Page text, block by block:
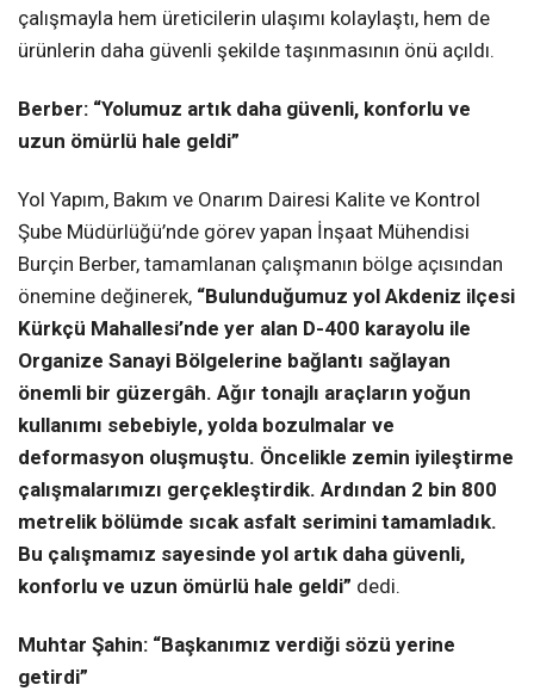
çalışmayla hem üreticilerin ulaşımı kolaylaştı, hem de
ürünlerin daha güvenli şekilde taşınmasının önü açıldı.
Berber: “Yolumuz artık daha güvenli, konforlu ve
uzun ömürlü hale geldi”
Yol Yapım, Bakım ve Onarım Dairesi Kalite ve Kontrol
Şube Müdürlüğü’nde görev yapan İnşaat Mühendisi
Burçin Berber, tamamlanan çalışmanın bölge açısından
önemine değinerek, “Bulunduğumuz yol Akdeniz ilçesi
Kürkçü Mahallesi’nde yer alan D-400 karayolu ile
Organize Sanayi Bölgelerine bağlantı sağlayan
önemli bir güzergâh. Ağır tonajlı araçların yoğun
kullanımı sebebiyle, yolda bozulmalar ve
deformasyon oluşmuştu. Öncelikle zemin iyileştirme
çalışmalarımızı gerçekleştirdik. Ardından 2 bin 800
metrelik bölümde sıcak asfalt serimini tamamladık.
Bu çalışmamız sayesinde yol artık daha güvenli,
konforlu ve uzun ömürlü hale geldi” dedi.
Muhtar Şahin: “Başkanımız verdiği sözü yerine
getirdi”